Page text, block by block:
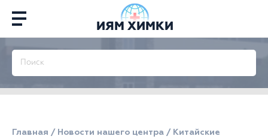
ИЯМ ХИМКИ
Главная / Новости нашего центра / Китайские